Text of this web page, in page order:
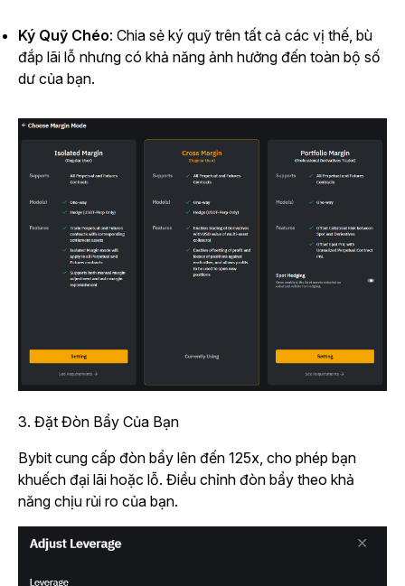
Ký Quỹ Chéo: Chia sẻ ký quỹ trên tất cả các vị thế, bù
đắp lãi lỗ nhưng có khả năng ảnh hưởng đến toàn bộ số
dư của bạn.
3. Đặt Đòn Bẩy Của Bạn
Bybit cung cấp đòn bẩy lên đến 125x, cho phép bạn
khuếch đại lãi hoặc lỗ. Điều chỉnh đòn bẩy theo khả
năng chịu rủi ro của bạn.